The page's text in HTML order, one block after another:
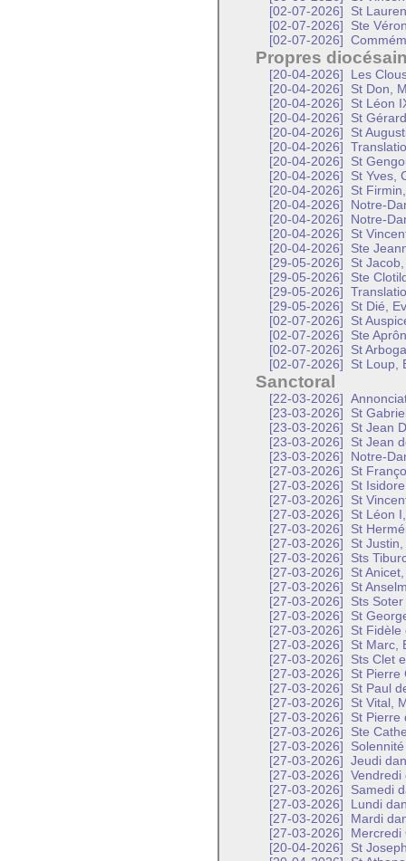
[02-07-2026]
St
[02-07-2026]
Ste
[02-07-2026]
Propres
[20-04-2026]
Les
[20-04-2026]
St Don,
[20-04-2026]
St Léon
[20-04-2026]
St
[20-04-2026]
St
[20-04-2026]
[20-04-2026]
St
[20-04-2026]
St Yves,
[20-04-2026]
St
[20-04-2026]
Notre-
[20-04-2026]
Notre-
[20-04-2026]
St
[20-04-2026]
Ste
[29-05-2026]
St
[29-05-2026]
Ste
[29-05-2026]
[29-05-2026]
St Dié,
[02-07-2026]
St
[02-07-2026]
Ste
[02-07-2026]
St
[02-07-2026]
St Loup,
Sanctoral
[22-03-2026]
[23-03-2026]
St
[23-03-2026]
St Jean
[23-03-2026]
St Jean
[23-03-2026]
Notre-
[27-03-2026]
St
[27-03-2026]
St
[27-03-2026]
St
[27-03-2026]
St Léon
[27-03-2026]
St
[27-03-2026]
St
[27-03-2026]
Sts
[27-03-2026]
St
[27-03-2026]
St
[27-03-2026]
Sts
[27-03-2026]
St
[27-03-2026]
St Fidèle
[27-03-2026]
St Marc,
[27-03-2026]
Sts Clet
[27-03-2026]
St Pierre
[27-03-2026]
St Paul
[27-03-2026]
St Vital,
[27-03-2026]
St Pierre
[27-03-2026]
Ste
[27-03-2026]
[27-03-2026]
Jeudi
[27-03-2026]
Vendredi
[27-03-2026]
Samedi
[27-03-2026]
Lundi
[27-03-2026]
Mardi
[27-03-2026]
Mercredi
[20-04-2026]
St